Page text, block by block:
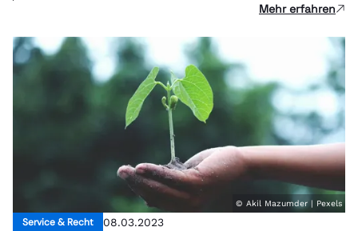
Mehr erfahren
© Akil Mazumder | Pexels
Service & Recht 08.03.2023